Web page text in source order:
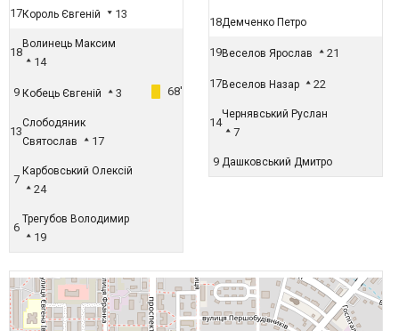
17Король Євгеній 13
18
Волинець Максим
14
9 Кобець Євгеній 3 68'
13
Слободяник
Святослав
17
7
Карбовський Олексій
24
6
Трегубов Володимир
19
18Демченко Петро
19Веселов Ярослав 21
17Веселов Назар 22
14
Чернявський Руслан
7
9 Дашковський Дмитро